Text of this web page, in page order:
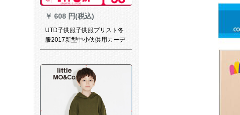
￥ 608 円(税込)
UTD子供服子供服プリスト冬
服2017新型中小伙供用カーデ
ィガン男女用カーディガン保